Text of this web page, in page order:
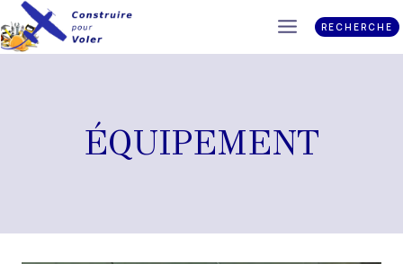
RECHERCHE
ÉQUIPEMENT